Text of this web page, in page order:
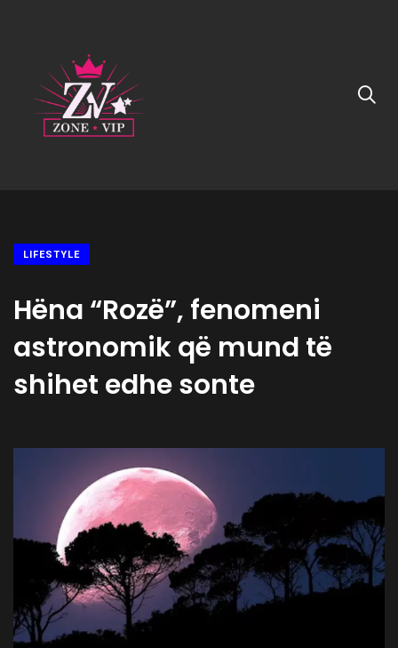
LIFESTYLE
Hëna “Rozë”, fenomeni
astronomik që mund të
shihet edhe sonte